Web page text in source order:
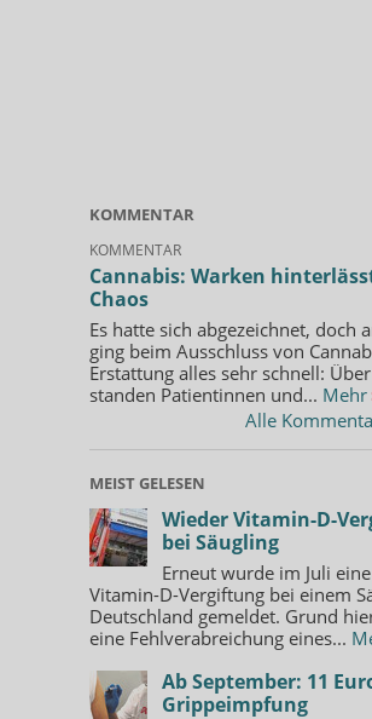
KOMMENTAR
KOMMENTAR
Cannabis: Warken
Chaos
Es hatte sich abgezeichnet, doch
ging beim Ausschluss von
Erstattung alles sehr schnell:
standen Patientinnen und... Mehr
Alle
MEIST GELESEN
Wieder Vitamin-D-
bei Säugling
Erneut wurde im Juli
Vitamin-D-Vergiftung bei einem
Deutschland gemeldet. Grund
eine Fehlverabreichung eines...
Ab September: 11
Grippeimpfung